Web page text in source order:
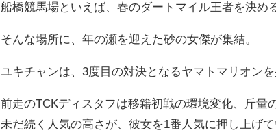
船橋競馬場といえば、春のダートマイル王者を決め
そんな場所に、年の瀬を迎えた砂の女傑が集結。
ユキチャンは、3度目の対決となるヤマトマリオン
前走のTCKディスタフは移籍初戦の環境変化、斤
未だ続く人気の高さが、彼女を1番人気に押し上げて